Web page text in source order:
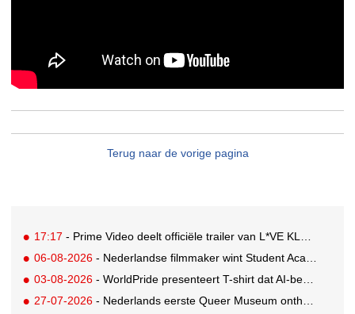
Terug naar de vorige pagina
17:17 - Prime Video deelt officiële trailer van L*VE KLEINE
06-08-2026 - Nederlandse filmmaker wint Student Academy Award
03-08-2026 - WorldPride presenteert T-shirt dat AI-bewakingscamera's misleidt
27-07-2026 - Nederlands eerste Queer Museum onthult nieuwe visuele identiteit